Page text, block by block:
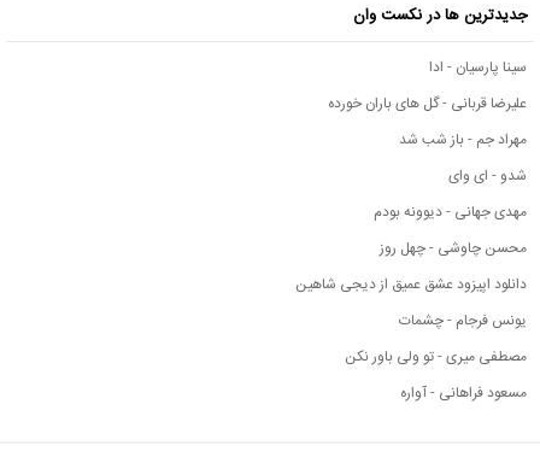
جدیدترین ها در نکست وان
سینا پارسیان - ادا
علیرضا قربانی - گل های باران خورده
مهراد جم - باز شب شد
شدو - ای وای
مهدی جهانی - دیوونه بودم
محسن چاوشی - چهل روز
دانلود اپیزود عشق عمیق از دیجی شاهین
یونس فرجام - چشمات
مصطفی میری - تو ولی باور نکن
مسعود فراهانی - آواره